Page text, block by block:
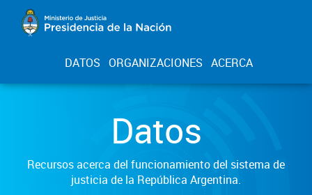
DATOS ORGANIZACIONES ACERCA
Datos
Recursos acerca del funcionamiento del sistema de
justicia de la República Argentina.